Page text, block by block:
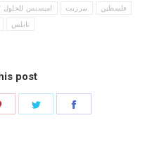
اميسنس للحلول بيرزيت فلسطين
نابلس
post